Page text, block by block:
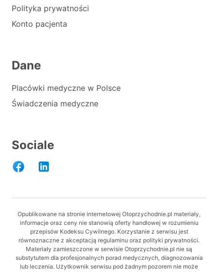
Polityka prywatności
Konto pacjenta
Dane
Placówki medyczne w Polsce
Świadczenia medyczne
Sociale
Opublikowane na stronie internetowej Otoprzychodnie.pl materiały,
informacje oraz ceny nie stanowią oferty handlowej w rozumieniu
przepisów Kodeksu Cywilnego. Korzystanie z serwisu jest
równoznaczne z akceptacją regulaminu oraz polityki prywatności.
Materiały zamieszczone w serwisie Otoprzychodnie.pl nie są
substytutem dla profesjonalnych porad medycznych, diagnozowania
lub leczenia. Użytkownik serwisu pod żadnym pozorem nie może